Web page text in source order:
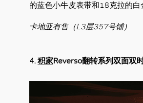
的蓝色小牛皮表带和18克拉的白
卡地亚有售（L3层357号铺）
4. 积家Reverso翻转系列双面双